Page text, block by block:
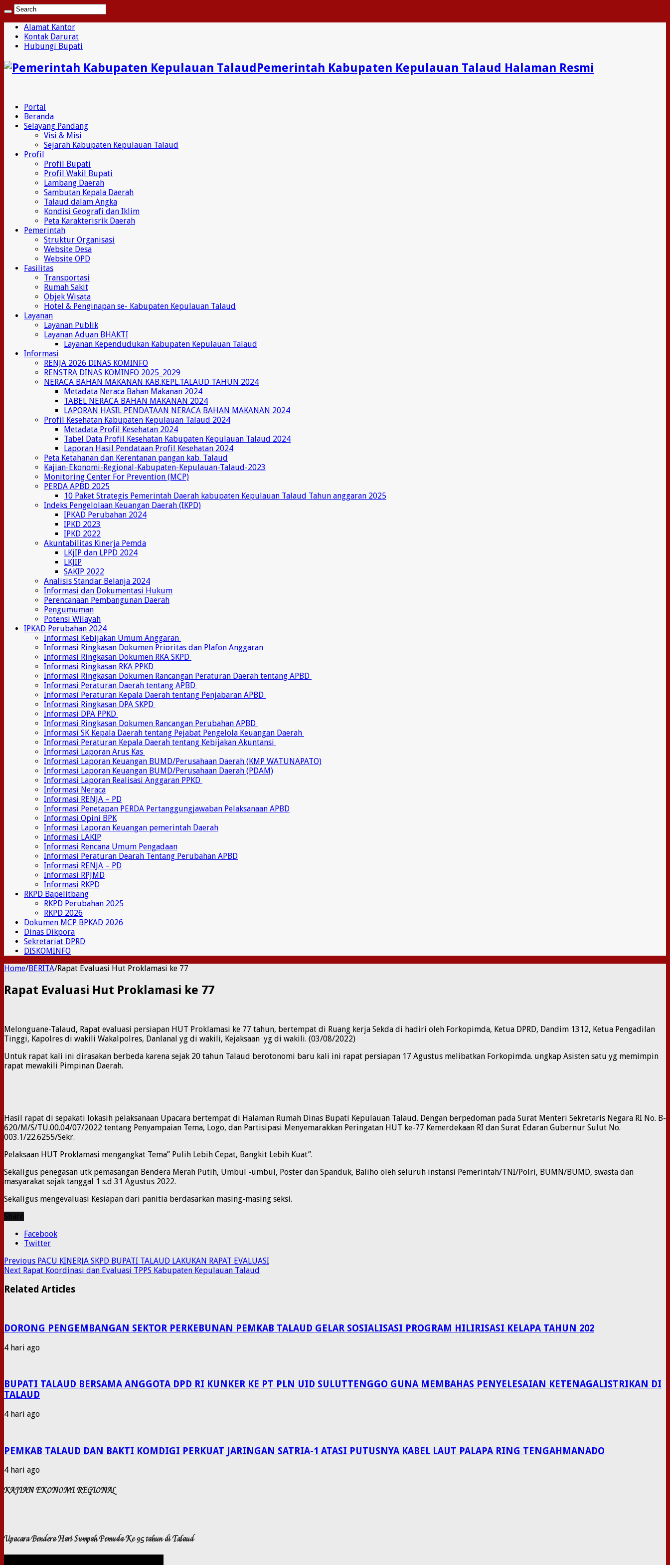
Alamat Kantor
Kontak Darurat
Hubungi Bupati
Pemerintah Kabupaten Kepulauan Talaud Halaman Resmi
Portal
Beranda
Selayang Pandang
Visi & Misi
Sejarah Kabupaten Kepulauan Talaud
Profil
Profil Bupati
Profil Wakil Bupati
Lambang Daerah
Sambutan Kepala Daerah
Talaud dalam Angka
Kondisi Geografi dan Iklim
Peta Karakterisrik Daerah
Pemerintah
Struktur Organisasi
Website Desa
Website OPD
Fasilitas
Transportasi
Rumah Sakit
Objek Wisata
Hotel & Penginapan se- Kabupaten Kepulauan Talaud
Layanan
Layanan Publik
Layanan Aduan BHAKTI
Layanan Kependudukan Kabupaten Kepulauan Talaud
Informasi
RENJA 2026 DINAS KOMINFO
RENSTRA DINAS KOMINFO 2025_2029
NERACA BAHAN MAKANAN KAB.KEPL.TALAUD TAHUN 2024
Metadata Neraca Bahan Makanan 2024
TABEL NERACA BAHAN MAKANAN 2024
LAPORAN HASIL PENDATAAN NERACA BAHAN MAKANAN 2024
Profil Kesehatan Kabupaten Kepulauan Talaud 2024
Metadata Profil Kesehatan 2024
Tabel Data Profil Kesehatan Kabupaten Kepulauan Talaud 2024
Laporan Hasil Pendataan Profil Kesehatan 2024
Peta Ketahanan dan Kerentanan pangan kab. Talaud
Kajian-Ekonomi-Regional-Kabupaten-Kepulauan-Talaud-2023
Monitoring Center For Prevention (MCP)
PERDA APBD 2025
10 Paket Strategis Pemerintah Daerah kabupaten Kepulauan Talaud Tahun anggaran 2025
Indeks Pengelolaan Keuangan Daerah (IKPD)
IPKAD Perubahan 2024
IPKD 2023
IPKD 2022
Akuntabilitas Kinerja Pemda
LKjIP dan LPPD 2024
LKJIP
SAKIP 2022
Analisis Standar Belanja 2024
Informasi dan Dokumentasi Hukum
Perencanaan Pembangunan Daerah
Pengumuman
Potensi Wilayah
IPKAD Perubahan 2024
Informasi Kebijakan Umum Anggaran
Informasi Ringkasan Dokumen Prioritas dan Plafon Anggaran
Informasi Ringkasan Dokumen RKA SKPD
Informasi Ringkasan RKA PPKD
Informasi Ringkasan Dokumen Rancangan Peraturan Daerah tentang APBD
Informasi Peraturan Daerah tentang APBD
Informasi Peraturan Kepala Daerah tentang Penjabaran APBD
Informasi Ringkasan DPA SKPD
Informasi DPA PPKD
Informasi Ringkasan Dokumen Rancangan Perubahan APBD
Informasi SK Kepala Daerah tentang Pejabat Pengelola Keuangan Daerah
Informasi Peraturan Kepala Daerah tentang Kebijakan Akuntansi
Informasi Laporan Arus Kas
Informasi Laporan Keuangan BUMD/Perusahaan Daerah (KMP WATUNAPATO)
Informasi Laporan Keuangan BUMD/Perusahaan Daerah (PDAM)
Informasi Laporan Realisasi Anggaran PPKD
Informasi Neraca
Informasi RENJA – PD
Informasi Penetapan PERDA Pertanggungjawaban Pelaksanaan APBD
Informasi Opini BPK
Informasi Laporan Keuangan pemerintah Daerah
Informasi LAKIP
Informasi Rencana Umum Pengadaan
Informasi Peraturan Dearah Tentang Perubahan APBD
Informasi RENJA – PD
Informasi RPJMD
Informasi RKPD
RKPD Bapelitbang
RKPD Perubahan 2025
RKPD 2026
Dokumen MCP BPKAD 2026
Dinas Dikpora
Sekretariat DPRD
DISKOMINFO
Home/BERITA/Rapat Evaluasi Hut Proklamasi ke 77
Rapat Evaluasi Hut Proklamasi ke 77
Melonguane-Talaud, Rapat evaluasi persiapan HUT Proklamasi ke 77 tahun, bertempat di Ruang kerja Sekda di hadiri oleh Forkopimda, Ketua DPRD, Dandim 1312, Ketua Pengadilan
Tinggi, Kapolres di wakili Wakalpolres, Danlanal yg di wakili, Kejaksaan yg di wakili. (03/08/2022)
Untuk rapat kali ini dirasakan berbeda karena sejak 20 tahun Talaud berotonomi baru kali ini rapat persiapan 17 Agustus melibatkan Forkopimda. ungkap Asisten satu yg memimpin
rapat mewakili Pimpinan Daerah.
Hasil rapat di sepakati lokasih pelaksanaan Upacara bertempat di Halaman Rumah Dinas Bupati Kepulauan Talaud. Dengan berpedoman pada Surat Menteri Sekretaris Negara RI No. B-
620/M/S/TU.00.04/07/2022 tentang Penyampaian Tema, Logo, dan Partisipasi Menyemarakkan Peringatan HUT ke-77 Kemerdekaan RI dan Surat Edaran Gubernur Sulut No.
003.1/22.6255/Sekr.
Pelaksaan HUT Proklamasi mengangkat Tema” Pulih Lebih Cepat, Bangkit Lebih Kuat”.
Sekaligus penegasan utk pemasangan Bendera Merah Putih, Umbul -umbul, Poster dan Spanduk, Baliho oleh seluruh instansi Pemerintah/TNI/Polri, BUMN/BUMD, swasta dan
masyarakat sejak tanggal 1 s.d 31 Agustus 2022.
Sekaligus mengevaluasi Kesiapan dari panitia berdasarkan masing-masing seksi.
Facebook
Twitter
Previous PACU KINERJA SKPD BUPATI TALAUD LAKUKAN RAPAT EVALUASI
Next Rapat Koordinasi dan Evaluasi TPPS Kabupaten Kepulauan Talaud
Related Articles
DORONG PENGEMBANGAN SEKTOR PERKEBUNAN PEMKAB TALAUD GELAR SOSIALISASI PROGRAM HILIRISASI KELAPA TAHUN 202
4 hari ago
BUPATI TALAUD BERSAMA ANGGOTA DPD RI KUNKER KE PT PLN UID SULUTTENGGO GUNA MEMBAHAS PENYELESAIAN KETENAGALISTRIKAN DI
TALAUD
4 hari ago
PEMKAB TALAUD DAN BAKTI KOMDIGI PERKUAT JARINGAN SATRIA-1 ATASI PUTUSNYA KABEL LAUT PALAPA RING TENGAHMANADO
4 hari ago
KAJIAN EKONOMI REGIONAL
Upacara Bendera Hari Sumpah Pemuda Ke 95 tahun di Talaud